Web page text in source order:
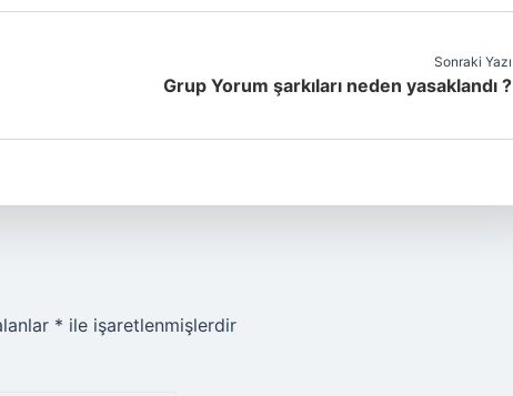
Sonraki Yazı
Grup Yorum şarkıları neden yasaklandı ?
* ile işaretlenmişlerdir